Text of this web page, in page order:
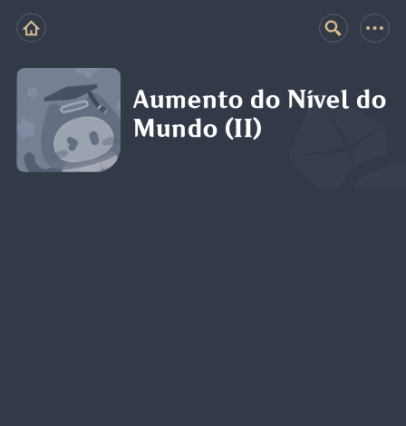
Aumento do Nível do
Mundo (II)